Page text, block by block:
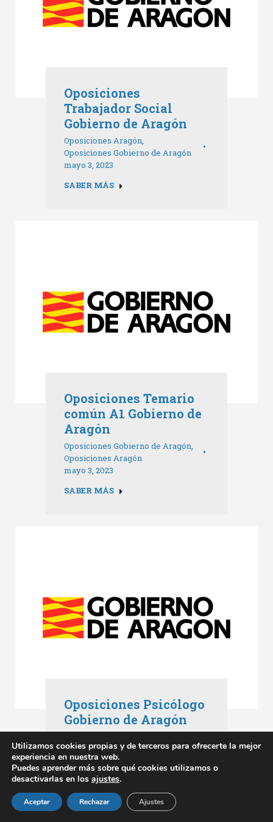
Oposiciones
Trabajador Social
Gobierno de Aragón
Oposiciones Aragón
Oposiciones Gobierno de Aragón
mayo 3, 2023
SABER MÁS
Oposiciones Temario
común A1 Gobierno de
Aragón
Oposiciones Gobierno de Aragón,
Oposiciones Aragón
mayo 3, 2023
SABER MÁS
Oposiciones Psicólogo
Gobierno de Aragón
Oposiciones Gobierno de Aragón
mayo 3, 2023
SABER MÁS
Utilizamos cookies propias y de terceros para ofrecerte la mejor
experiencia en nuestra web.
Puedes aprender más sobre qué cookies utilizamos o
desactivarlas en los ajustes.
Aceptar Rechazar Ajustes